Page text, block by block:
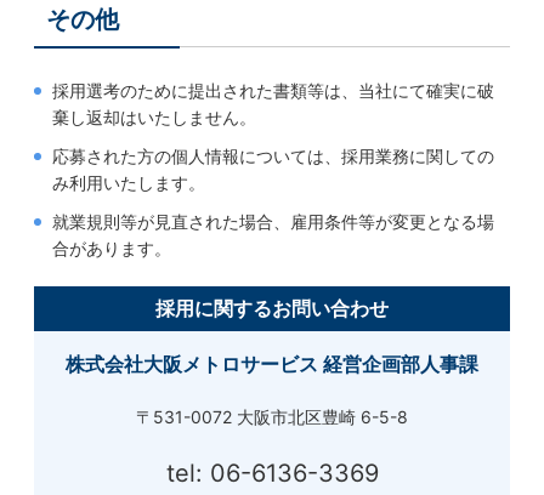
その他
採用選考のために提出された書類等は、当社にて確実に破
棄し返却はいたしません。
応募された方の個人情報については、採用業務に関しての
み利用いたします。
就業規則等が見直された場合、雇用条件等が変更となる場
合があります。
採用に関するお問い合わせ
株式会社大阪メトロサービス 経営企画部人事課
〒531-0072 大阪市北区豊崎 6-5-8
tel: 06-6136-3369